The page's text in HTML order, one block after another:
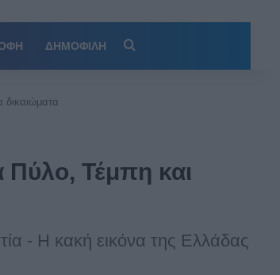
ΔΗΜΟΦΙΛΗ
δικαιώματα
Πύλο, Τέμπη και
- Η κακή εικόνα της Ελλάδας